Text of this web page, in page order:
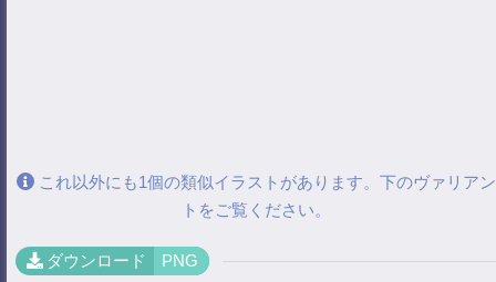
これ以外にも1個の類似イラストがあります。下のヴァリアン
トをご覧ください。
ダウンロード PNG